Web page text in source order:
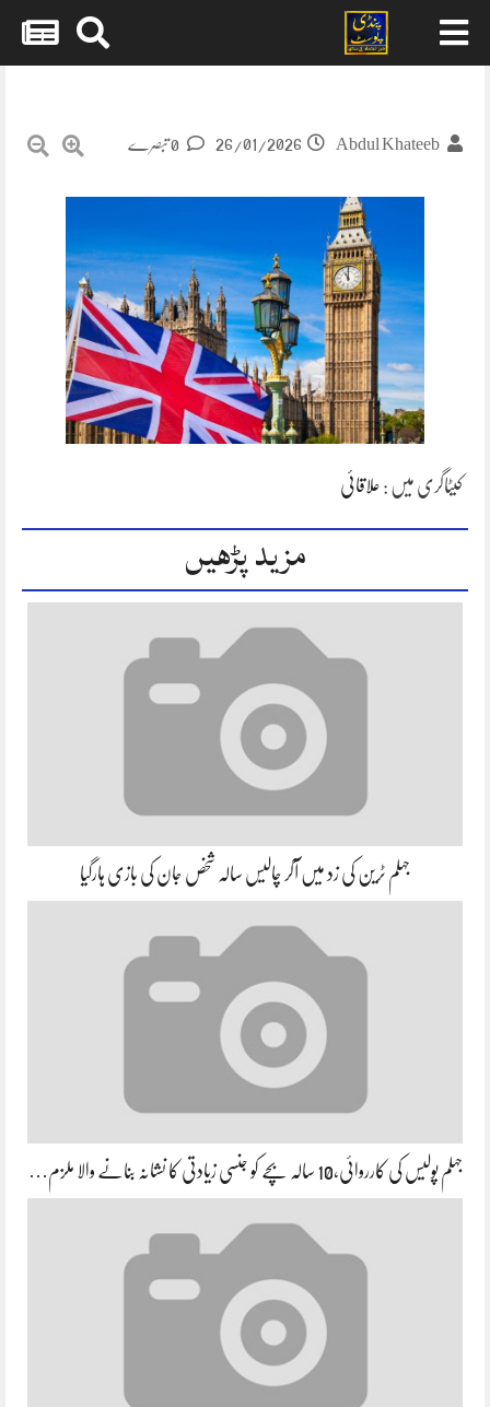
Abdul Khateeb
26/01/2026
کیٹاگری میں : علاقائی
مزید پڑھیں
جہلم ٹرین کی زد میں آکر چالیس سالہ شخص جان کی بازی ہارگیا
جہلم پولیس کی کارروائی،10 سالہ بچے کو جنسی زیادتی کا نشانہ بنانے والا ملزم…